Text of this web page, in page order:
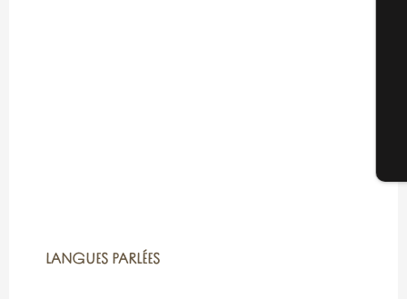
LANGUES PARLÉES
LANGUES PARLÉES